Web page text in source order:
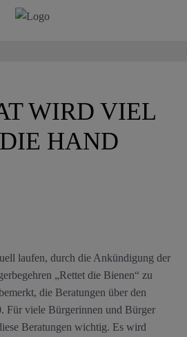
WIRD VIEL
HAND
laufen, durch die Ankündigung der
„Rettet die Bienen“ zu
die Beratungen über den
Für viele Bürgerinnen und Bürger
Beratungen wichtig. Es wird